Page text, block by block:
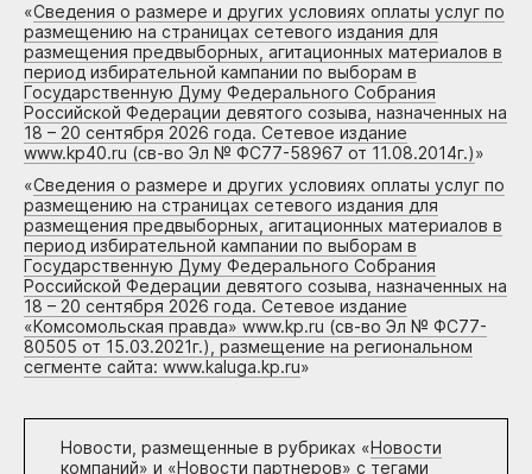
«Сведения о размере и других условиях оплаты услуг по
размещению на страницах сетевого издания для
размещения предвыборных, агитационных материалов в
период избирательной кампании по выборам в
Государственную Думу Федерального Собрания
Российской Федерации девятого созыва, назначенных на
18 – 20 сентября 2026 года. Сетевое издание
www.kp40.ru (св-во Эл № ФС77-58967 от 11.08.2014г.)»
«Сведения о размере и других условиях оплаты услуг по
размещению на страницах сетевого издания для
размещения предвыборных, агитационных материалов в
период избирательной кампании по выборам в
Государственную Думу Федерального Собрания
Российской Федерации девятого созыва, назначенных на
18 – 20 сентября 2026 года. Сетевое издание
«Комсомольская правда» www.kp.ru (св-во Эл № ФС77-
80505 от 15.03.2021г.), размещение на региональном
сегменте сайта: www.kaluga.kp.ru»
Новости, размещенные в рубриках «Новости
компаний» и «Новости партнеров» с тегами